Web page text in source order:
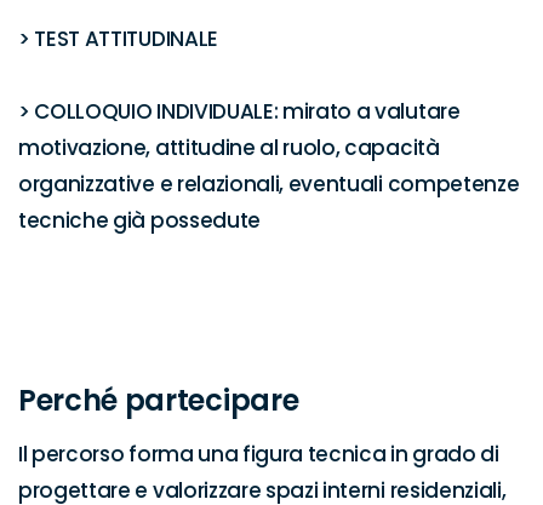
> TEST ATTITUDINALE
> COLLOQUIO INDIVIDUALE: mirato a valutare
motivazione, attitudine al ruolo, capacità
organizzative e relazionali, eventuali competenze
tecniche già possedute
Perché partecipare
Il percorso forma una figura tecnica in grado di
progettare e valorizzare spazi interni residenziali,